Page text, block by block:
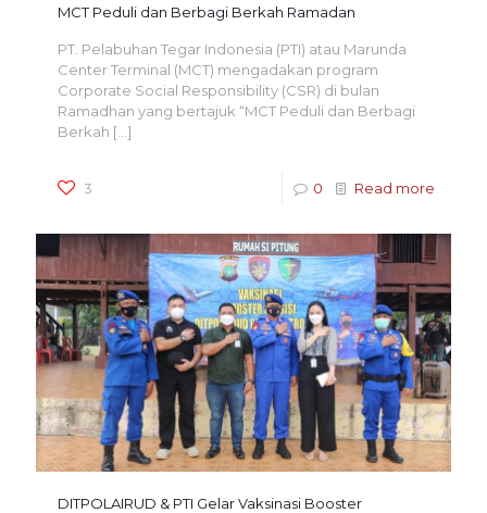
MCT Peduli dan Berbagi Berkah Ramadan
PT. Pelabuhan Tegar Indonesia (PTI) atau Marunda
Center Terminal (MCT) mengadakan program
Corporate Social Responsibility (CSR) di bulan
Ramadhan yang bertajuk “MCT Peduli dan Berbagi
Berkah […]
3 0 Read more
DITPOLAIRUD & PTI Gelar Vaksinasi Booster